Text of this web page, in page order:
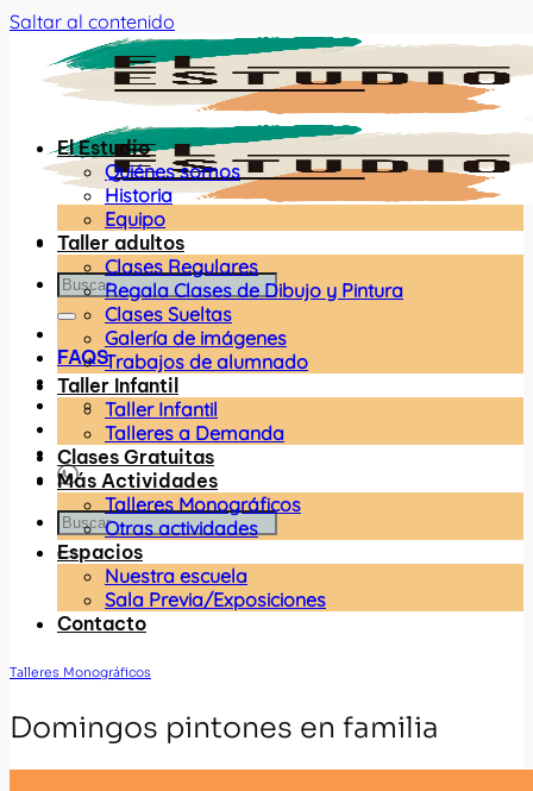
Saltar al contenido
FAQS
El Estudio
Quiénes somos
Historia
Equipo
Taller adultos
Clases Regulares
Regala Clases de Dibujo y Pintura
Clases Sueltas
Galería de imágenes
Trabajos de alumnado
Taller Infantil
Taller Infantil
Talleres a Demanda
Clases Gratuitas
Más Actividades
Talleres Monográficos
Otras actividades
Espacios
Nuestra escuela
Sala Previa/Exposiciones
Contacto
Talleres Monográficos
Domingos pintones en familia